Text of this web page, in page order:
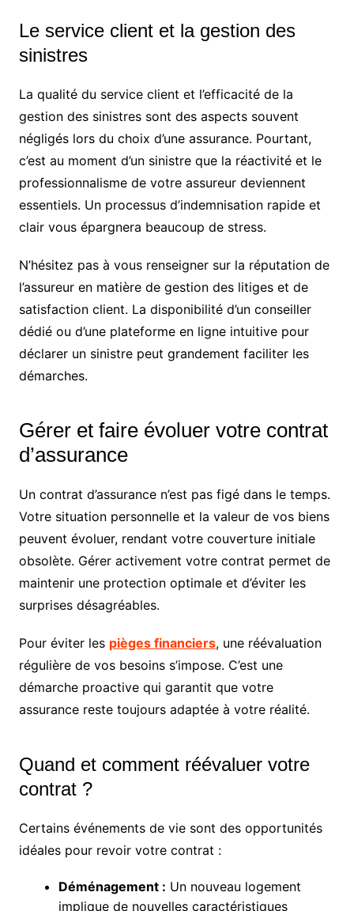
Le service client et la gestion des
sinistres
La qualité du service client et l’efficacité de la
gestion des sinistres sont des aspects souvent
négligés lors du choix d’une assurance. Pourtant,
c’est au moment d’un sinistre que la réactivité et le
professionnalisme de votre assureur deviennent
essentiels. Un processus d’indemnisation rapide et
clair vous épargnera beaucoup de stress.
N’hésitez pas à vous renseigner sur la réputation de
l’assureur en matière de gestion des litiges et de
satisfaction client. La disponibilité d’un conseiller
dédié ou d’une plateforme en ligne intuitive pour
déclarer un sinistre peut grandement faciliter les
démarches.
Gérer et faire évoluer votre contrat
d’assurance
Un contrat d’assurance n’est pas figé dans le temps.
Votre situation personnelle et la valeur de vos biens
peuvent évoluer, rendant votre couverture initiale
obsolète. Gérer activement votre contrat permet de
maintenir une protection optimale et d’éviter les
surprises désagréables.
Pour éviter les pièges financiers, une réévaluation
régulière de vos besoins s’impose. C’est une
démarche proactive qui garantit que votre
assurance reste toujours adaptée à votre réalité.
Quand et comment réévaluer votre
contrat ?
Certains événements de vie sont des opportunités
idéales pour revoir votre contrat :
Déménagement : Un nouveau logement
implique de nouvelles caractéristiques